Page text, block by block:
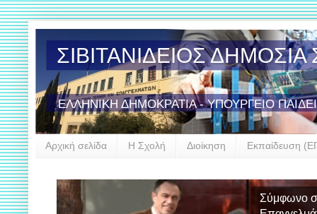
ΣΙΒΙΤΑΝΙΔΕΙΟΣ
ΕΛΛΗΝΙΚΗ ΔΗΜΟΚΡΑΤΙΑ - ΥΠΟΥΡΓΕΙΟ
Αρχική σελίδα Η Σχολή Διοίκηση Εκπαίδευση